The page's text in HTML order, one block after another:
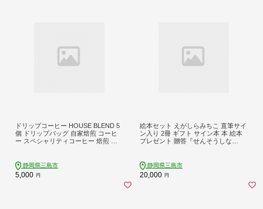
ドリップコーヒー HOUSE BLEND 5
個 ドリップバッグ 自家焙煎 コーヒ
ー スペシャリティコーヒー 焙煎 中
用品 消耗品 贈答用 ご褒美 プレゼン
ト 贈り物 ギフト おしゃれ カフェ ヒ
ビタノ hibitano coffee roastery 静岡
静岡県三島市
5,000 円
絵本セット えがしらみちこ 直筆サイ
ン入り 2冊 ギフト サイン本 本 絵本
プレゼント 贈答『せんそうしな
静岡県三島市
20,000 円